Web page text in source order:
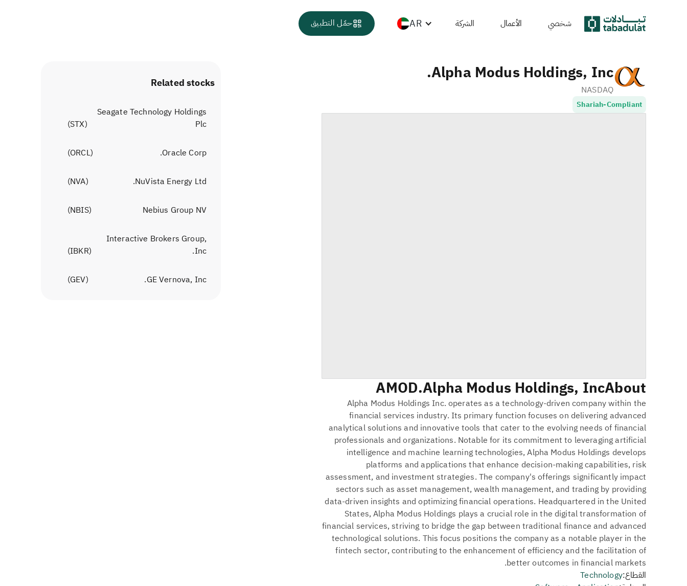
شخصي الأعمال الشركة AR حمّل التطبيق
Alpha Modus Holdings, Inc.
NASDAQ
Shariah-Compliant
About
Alpha Modus Holdings, Inc.
AMOD
Alpha Modus Holdings Inc. operates as a technology-driven company within the
financial services industry. Its primary function focuses on delivering advanced
analytical solutions and innovative tools that cater to the evolving needs of financial
professionals and organizations. Notable for its commitment to leveraging artificial
intelligence and machine learning technologies, Alpha Modus Holdings develops
platforms and applications that enhance decision-making capabilities, risk
assessment, and investment strategies. The company's offerings significantly impact
sectors such as asset management, wealth management, and trading by providing
data-driven insights and optimizing financial operations. Headquartered in the United
States, Alpha Modus Holdings plays a crucial role in the digital transformation of
financial services, striving to bridge the gap between traditional finance and advanced
technological solutions. This focus positions the company as a notable player in the
fintech sector, contributing to the enhancement of efficiency and the facilitation of
better outcomes in financial markets.
القطاع:Technology
Related stocks
Seagate Technology Holdings
Plc
(
STX
)
Oracle Corp.
(
ORCL
)
NuVista Energy Ltd.
(
NVA
)
Nebius Group NV
(
NBIS
)
Interactive Brokers Group,
Inc.
(
IBKR
)
GE Vernova, Inc.
(
GEV
)